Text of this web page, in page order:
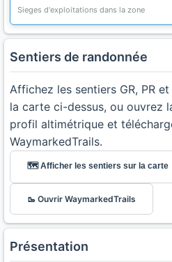
Sieges d'exploitations dans la zone
Sentiers de randonnée
Affichez les sentiers GR, PR
la carte ci-dessus, ou ouvrez
profil altimétrique et
WaymarkedTrails.
🗺️ Afficher les sentiers sur la carte
🥾 Ouvrir WaymarkedTrails
Présentation